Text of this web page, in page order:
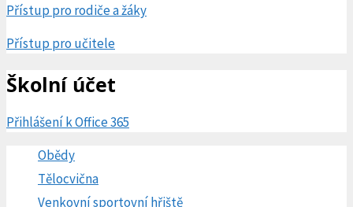
Přístup pro rodiče a žáky
Přístup pro učitele
Školní účet
Přihlášení k Office 365
Obědy
Tělocvična
Venkovní sportovní hřiště